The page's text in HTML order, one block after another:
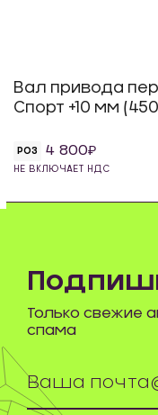
Вал привода
Спорт +10 мм
РОЗ 4 800
НЕ ВКЛЮЧАЕТ НДС
Только свежие
спама